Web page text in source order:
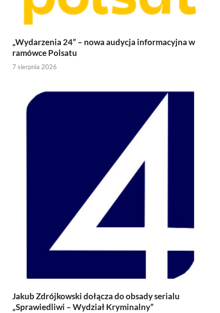
„Wydarzenia 24” – nowa audycja informacyjna w
ramówce Polsatu
7 sierpnia 2026
Jakub Zdrójkowski dołącza do obsady serialu
„Sprawiedliwi – Wydział Kryminalny”